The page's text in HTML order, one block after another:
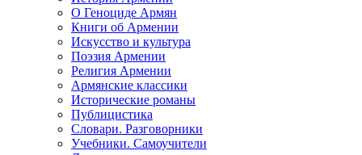
О Геноциде Армян
Книги об Армении
Иcкусство и культура
Поэзия Армении
Религия Армении
Армянские классики
Исторические романы
Публицистика
Словари. Разговорники
Учебники. Самоучители